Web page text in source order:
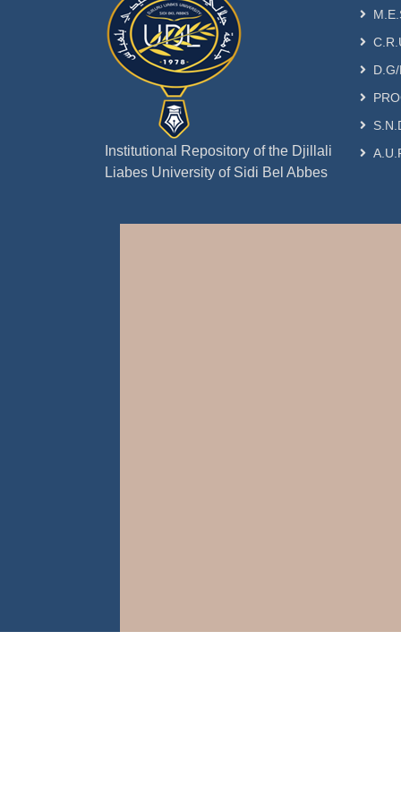
Institutional Repository of the Djillali
Liabes University of Sidi Bel Abbes